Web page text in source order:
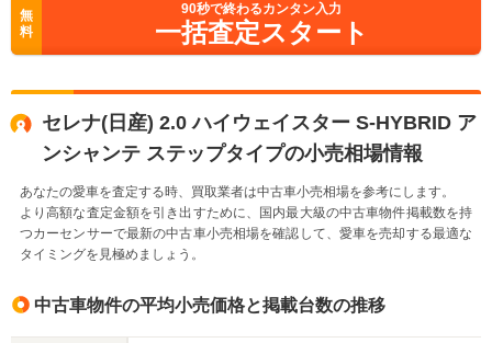
無
料
90秒で終わるカンタン入力
一括査定スタート
セレナ(日産) 2.0 ハイウェイスター S-HYBRID ア
ンシャンテ ステップタイプの小売相場情報
あなたの愛車を査定する時、買取業者は中古車小売相場を参考にします。
より高額な査定金額を引き出すために、国内最大級の中古車物件掲載数を持
つカーセンサーで最新の中古車小売相場を確認して、愛車を売却する最適な
タイミングを見極めましょう。
中古車物件の平均小売価格と掲載台数の推移